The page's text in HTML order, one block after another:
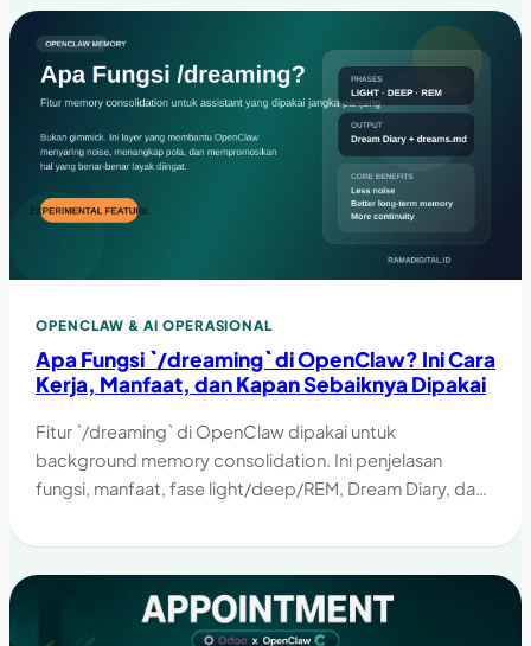
OPENCLAW & AI OPERASIONAL
Apa Fungsi `/dreaming` di OpenClaw? Ini Cara
Kerja, Manfaat, dan Kapan Sebaiknya Dipakai
Fitur `/dreaming` di OpenClaw dipakai untuk
background memory consolidation. Ini penjelasan
fungsi, manfaat, fase light/deep/REM, Dream Diary, dan